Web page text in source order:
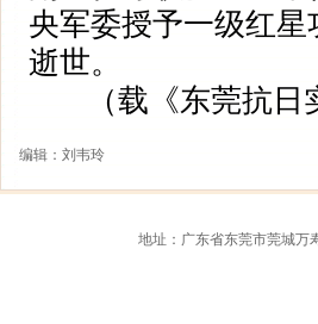
央军委授予一级红星
逝世。
（载《东莞抗
编辑：刘韦玲
地址：广东省东莞市莞城万